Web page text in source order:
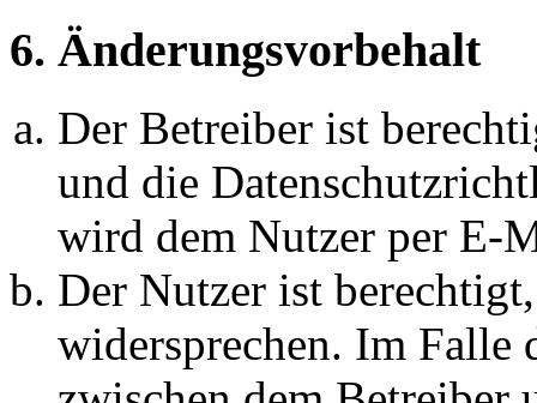
6. Änderungsvorbehalt
Der Betreiber ist
und die
wird dem Nutzer per E-
Der Nutzer ist
widersprechen. Im Falle